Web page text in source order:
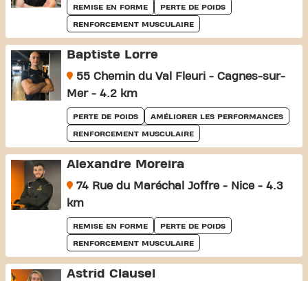
REMISE EN FORME PERTE DE POIDS
RENFORCEMENT MUSCULAIRE
Baptiste Lorre
55 Chemin du Val Fleuri - Cagnes-sur-
Mer - 4.2 km
PERTE DE POIDS AMÉLIORER LES PERFORMANCES
RENFORCEMENT MUSCULAIRE
Alexandre Moreira
74 Rue du Maréchal Joffre - Nice - 4.3
km
REMISE EN FORME PERTE DE POIDS
RENFORCEMENT MUSCULAIRE
Astrid Clausel